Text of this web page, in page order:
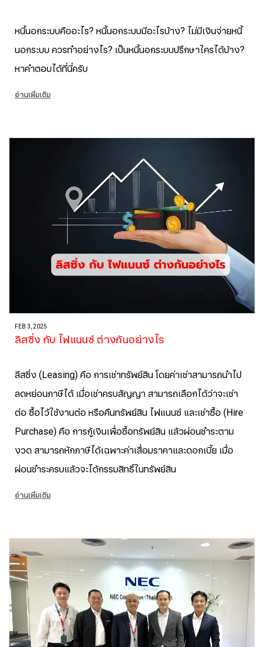
หนี้นอกระบบคืออะไร? หนี้นอกระบบมีอะไรบ้าง? ไม่มีเงินจ่ายหนี้
นอกระบบ ควรทำอย่างไร? เป็นหนี้นอกระบบปรึกษาใครได้บ้าง?
หาคำตอบได้ที่นี่ครับ
อ่านเพิ่มเติม
FEB 3, 2025
ลิสซิ่ง กับ ไฟแนนซ์ ต่างกันอย่างไร
ลีสซิ่ง (Leasing) คือ การเช่าทรัพย์สิน โดยค่าเช่าสามารถนำไป
ลดหย่อนภาษีได้ เมื่อเช่าครบสัญญา สามารถเลือกได้ว่าจะเช่า
ต่อ ซื้อไว้ใช้งานต่อ หรือคืนทรัพย์สิน ไฟแนนซ์ และเช่าซื้อ (Hire
Purchase) คือ การกู้เงินเพื่อซื้อทรัพย์สิน แล้วผ่อนชำระตาม
งวด สามารถหักภาษีได้เฉพาะค่าเสื่อมราคาและดอกเบี้ย เมื่อ
ผ่อนชำระครบแล้วจะได้กรรมสิทธิ์ในทรัพย์สิน
อ่านเพิ่มเติม